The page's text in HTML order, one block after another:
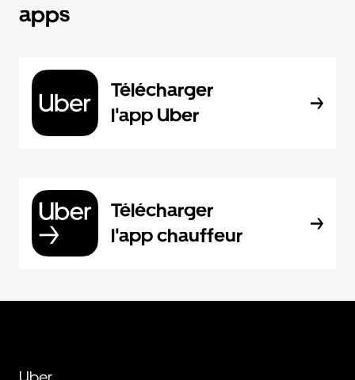
apps
Télécharger
l'app Uber
Télécharger
l'app chauffeur